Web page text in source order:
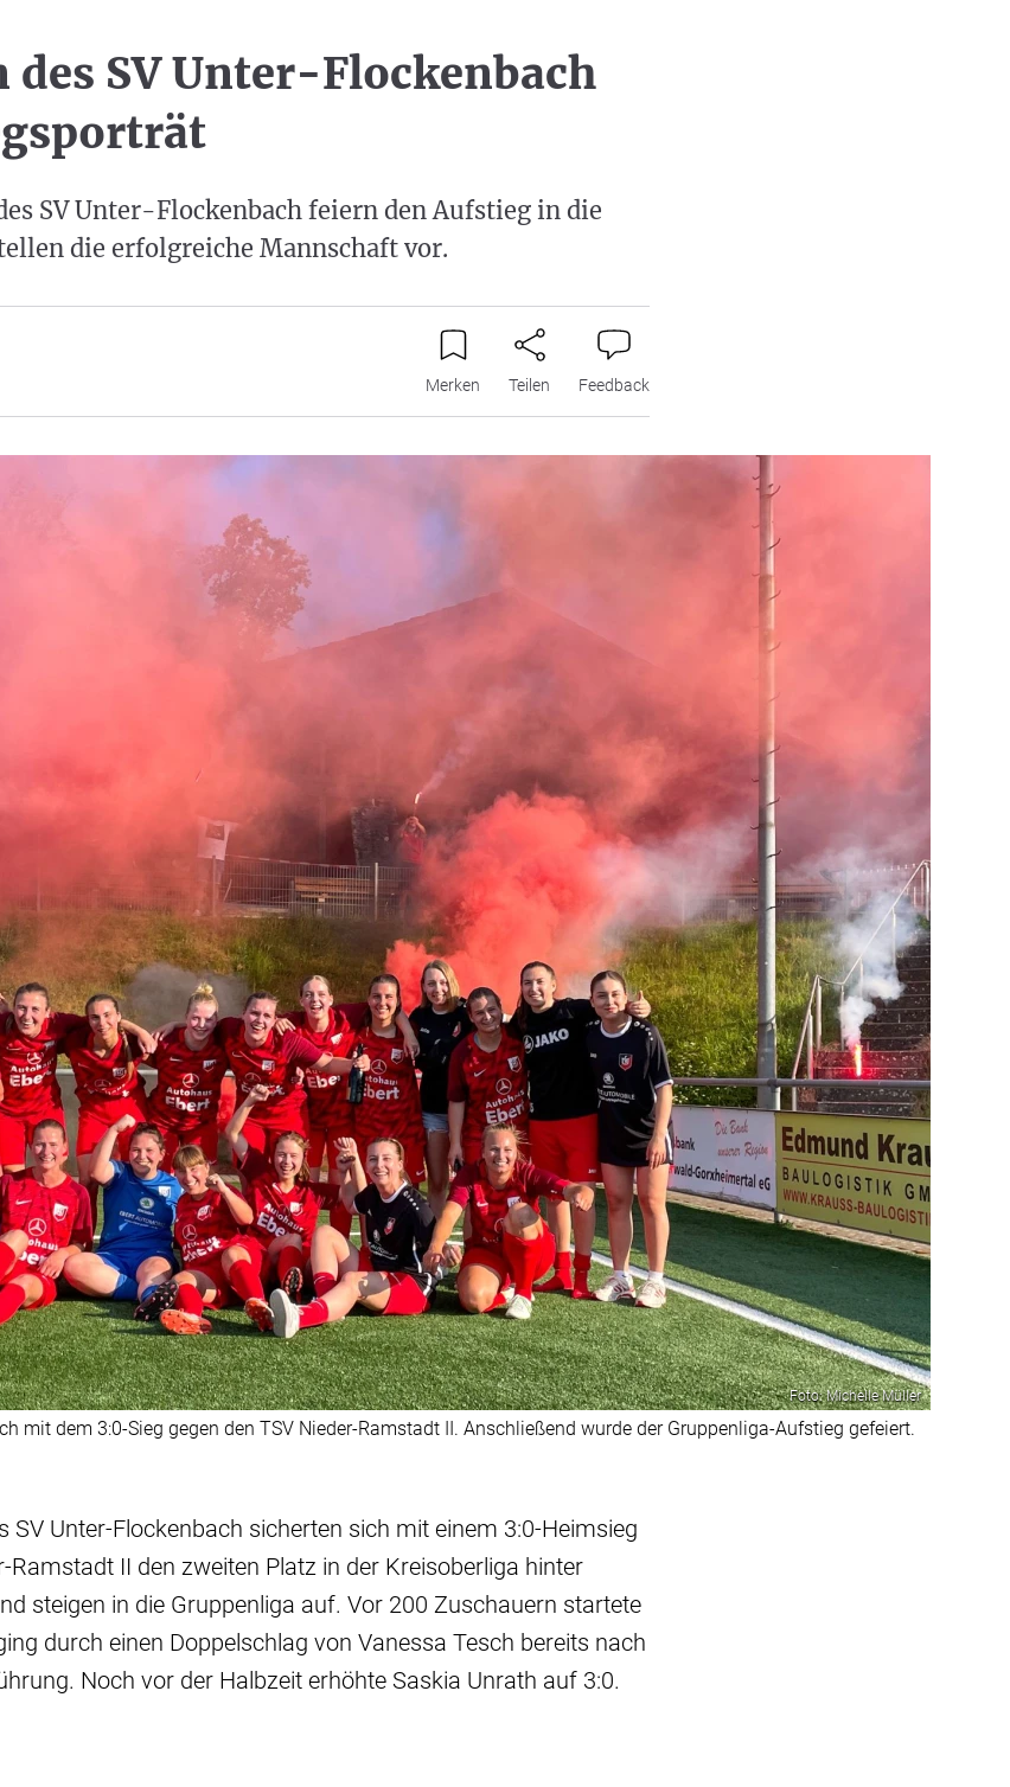
des SV Unter-Flockenbach
SV Unter-Flockenbach feiern den Aufstieg in die
die erfolgreiche Mannschaft vor.
Merken Teilen Feedback
Foto: Michelle Müller
mit dem 3:0-Sieg gegen den TSV Nieder-Ramstadt II. Anschließend wurde der Gruppenliga-Aufstieg gefeiert.
SV Unter-Flockenbach sicherten sich mit einem 3:0-Heimsieg
Ramstadt II den zweiten Platz in der Kreisoberliga hinter
steigen in die Gruppenliga auf. Vor 200 Zuschauern startete
durch einen Doppelschlag von Vanessa Tesch bereits nach
Noch vor der Halbzeit erhöhte Saskia Unrath auf 3:0.